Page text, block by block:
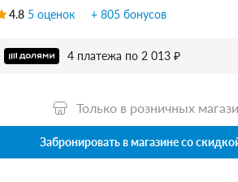
4.8 5 оценок + 805 бонусов
4 платежа по 2 013 ₽
Только в розничных
Забронировать в магазине со